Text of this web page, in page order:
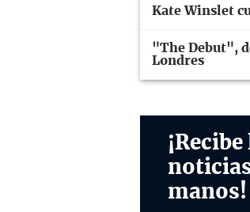
Kate Winslet
"The Debut",
Londres
manos!